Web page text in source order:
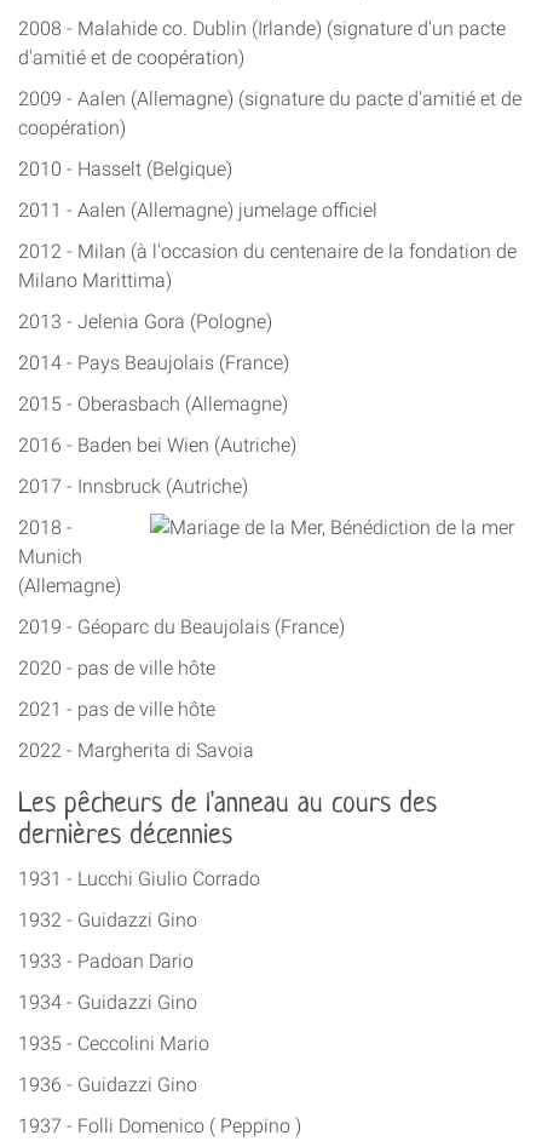
2008 - Malahide co. Dublin (Irlande) (signature d'un pacte
d'amitié et de coopération)
2009 - Aalen (Allemagne) (signature du pacte d'amitié et de
coopération)
2010 - Hasselt (Belgique)
2011 - Aalen (Allemagne) jumelage officiel
2012 - Milan (à l'occasion du centenaire de la fondation de
Milano Marittima)
2013 - Jelenia Gora (Pologne)
2014 - Pays Beaujolais (France)
2015 - Oberasbach (Allemagne)
2016 - Baden bei Wien (Autriche)
2017 - Innsbruck (Autriche)
2018 -
Munich
(Allemagne)
2019 - Géoparc du Beaujolais (France)
2020 - pas de ville hôte
2021 - pas de ville hôte
2022 - Margherita di Savoia
Les pêcheurs de l'anneau au cours des
dernières décennies
1931 - Lucchi Giulio Corrado
1932 - Guidazzi Gino
1933 - Padoan Dario
1934 - Guidazzi Gino
1935 - Ceccolini Mario
1936 - Guidazzi Gino
1937 - Folli Domenico ( Peppino )